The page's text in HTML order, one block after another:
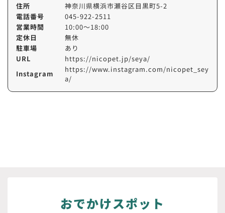
住所
神奈川県横浜市瀬谷区目黒町5-2
電話番号
045-922-2511
営業時間
10:00～18:00
定休日
無休
駐車場
あり
URL
https://nicopet.jp/seya/
Instagram
https://www.instagram.com/nicopet_sey
a/
おでかけスポット